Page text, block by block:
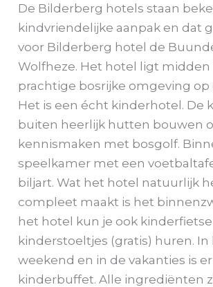
De Bilderberg hotels staan
kindvriendelijke aanpak en dat
voor Bilderberg hotel de
Wolfheze. Het hotel ligt midden
prachtige bosrijke omgeving op
Het is een écht kinderhotel. De
buiten heerlijk hutten bouwen
kennismaken met bosgolf.
speelkamer met een
biljart. Wat het hotel natuurlijk
compleet maakt is het
het hotel kun je ook
kinderstoeltjes (gratis) huren. In
weekend en in de vakanties is
kinderbuffet. Alle ingrediënten